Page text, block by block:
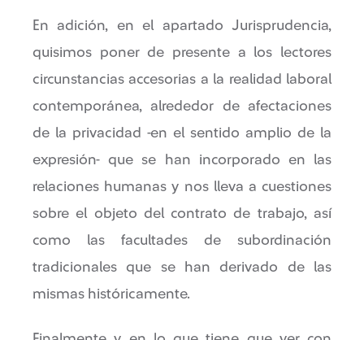
En adición, en el apartado Jurisprudencia,
quisimos poner de presente a los lectores
circunstancias accesorias a la realidad laboral
contemporánea, alrededor de afectaciones
de la privacidad -en el sentido amplio de la
expresión- que se han incorporado en las
relaciones humanas y nos lleva a cuestiones
sobre el objeto del contrato de trabajo, así
como las facultades de subordinación
tradicionales que se han derivado de las
mismas históricamente.